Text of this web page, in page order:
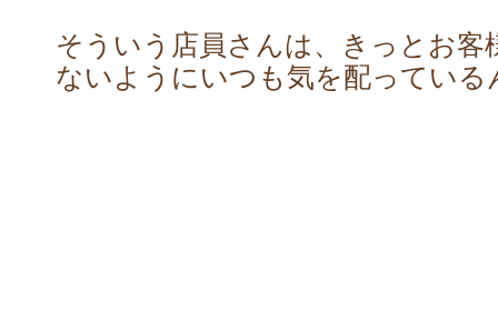
そういう店員さんは、きっとお客
ないようにいつも気を配っている